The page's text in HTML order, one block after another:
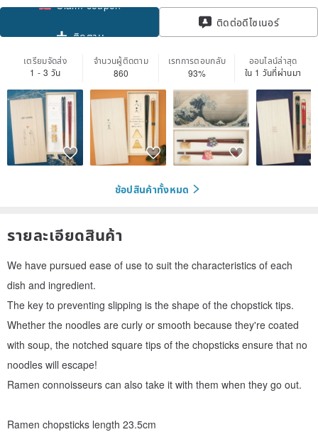
ติดต่อดีไซเนอร์
เตรียมจัดส่ง
1 - 3 วัน
จำนวนผู้ติดตาม
860
เรทการตอบกลับ
93%
ออนไลน์ล่าสุด
ใน 1 วันที่ผ่านมา
ช้อปสินค้าทั้งหมด
รายละเอียดสินค้า
We have pursued ease of use to suit the characteristics of each
dish and ingredient.
The key to preventing slipping is the shape of the chopstick tips.
Whether the noodles are curly or smooth because they're coated
with soup, the notched square tips of the chopsticks ensure that no
noodles will escape!
Ramen connoisseurs can also take it with them when they go out.
Ramen chopsticks length 23.5cm